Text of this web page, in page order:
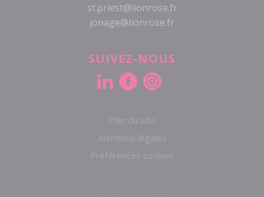
Plan du site
Mentions légales
Préférences cookies
st.priest@lionrose.fr
jonage@lionrose.fr
SUIVEZ-NOUS